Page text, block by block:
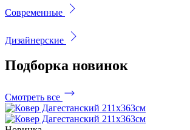
Современные
Дизайнерские
Подборка новинок
Смотреть все